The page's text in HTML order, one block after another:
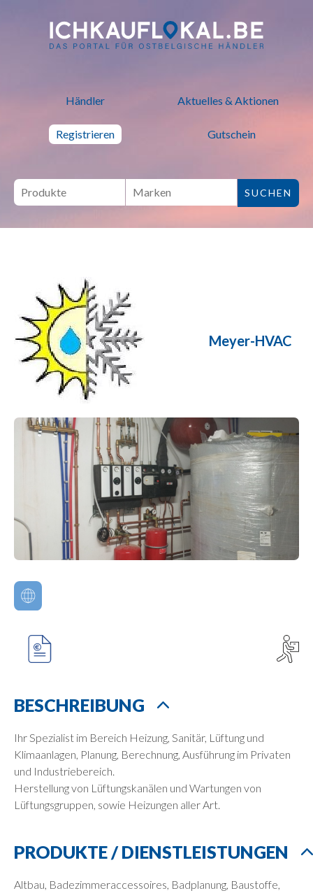
ich kauf lokal - Bei lokalen
Händler Aktuelles & Aktionen
Registrieren Gutschein
Meyer-HVAC
BESCHREIBUNG
Ihr Spezialist im Bereich Heizung, Sanitär, Lüftung und
Klimaanlagen, Planung, Berechnung, Ausführung im Privaten
und Industriebereich.
Herstellung von Lüftungskanälen und Wartungen von
Lüftungsgruppen, sowie Heizungen aller Art.
PRODUKTE / DIENSTLEISTUNGEN
Altbau, Badezimmeraccessoires, Badplanung, Baustoffe,